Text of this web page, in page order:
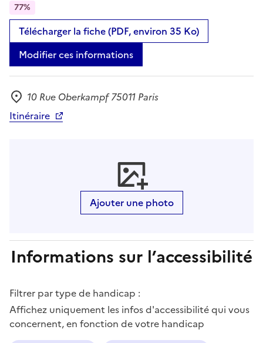
77%
Télécharger la fiche (PDF, environ 35 Ko)
Modifier ces informations
Adresse
10 Rue Oberkampf 75011 Paris
Itinéraire
Ajouter une photo
Informations sur l’accessibilité
Filtrer par type de handicap :
Affichez uniquement les infos d'accessibilité qui vous
concernent, en fonction de votre handicap